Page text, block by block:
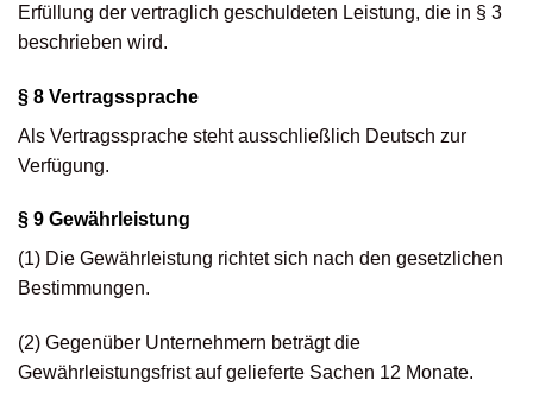
Erfüllung der vertraglich geschuldeten Leistung, die in § 3
beschrieben wird.
§ 8 Vertragssprache
Als Vertragssprache steht ausschließlich Deutsch zur
Verfügung.
§ 9 Gewährleistung
(1) Die Gewährleistung richtet sich nach den gesetzlichen
Bestimmungen.
(2) Gegenüber Unternehmern beträgt die
Gewährleistungsfrist auf gelieferte Sachen 12 Monate.